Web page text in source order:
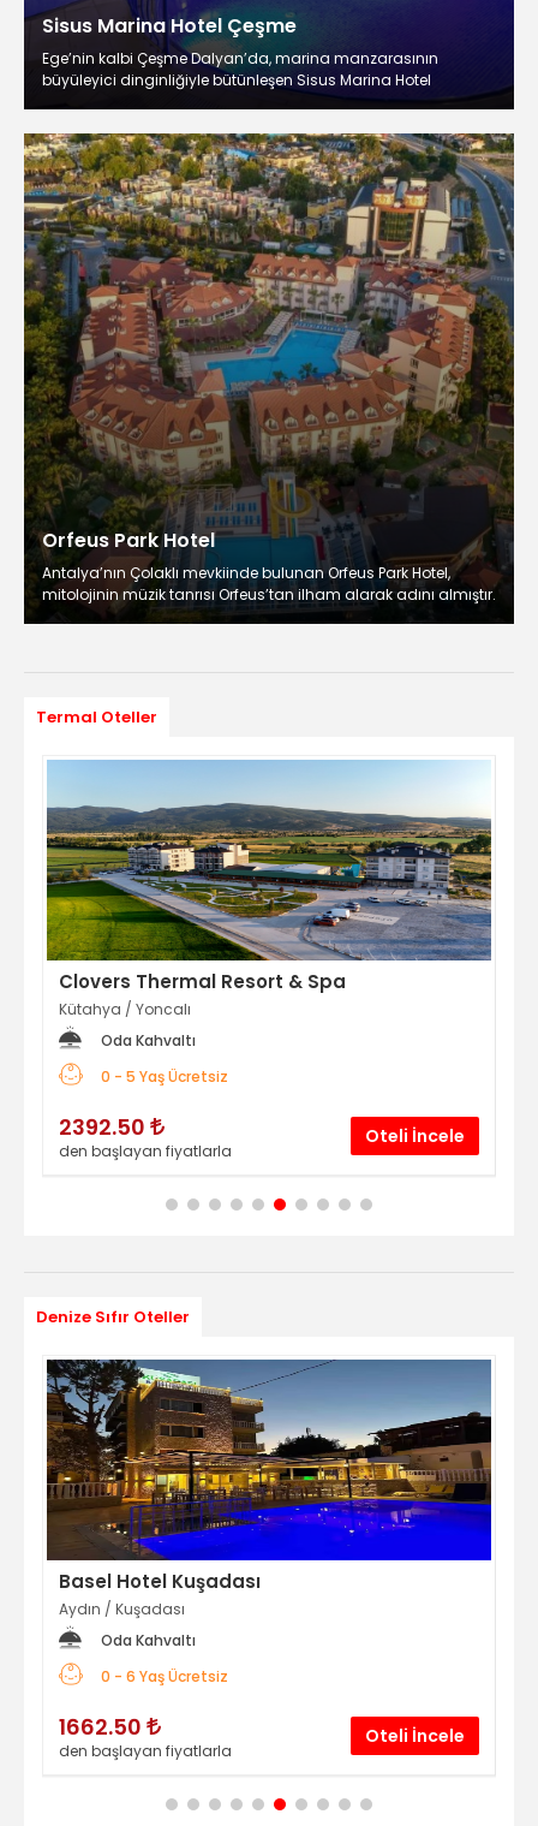
Sisus Marina Hotel Çeşme
Ege’nin kalbi Çeşme Dalyan’da, marina manzarasının
büyüleyici dinginliğiyle bütünleşen Sisus Marina Hotel
Orfeus Park Hotel
Antalya’nın Çolaklı mevkiinde bulunan Orfeus Park Hotel,
mitolojinin müzik tanrısı Orfeus’tan ilham alarak adını almıştır.
Termal Oteller
Clovers Thermal Resort & Spa
Kütahya / Yoncalı
Oda Kahvaltı
0 - 5 Yaş Ücretsiz
2392.50
den başlayan fiyatlarla
Oteli İncele
Denize Sıfır Oteller
Basel Hotel Kuşadası
Aydın / Kuşadası
Oda Kahvaltı
0 - 6 Yaş Ücretsiz
1662.50
den başlayan fiyatlarla
Oteli İncele